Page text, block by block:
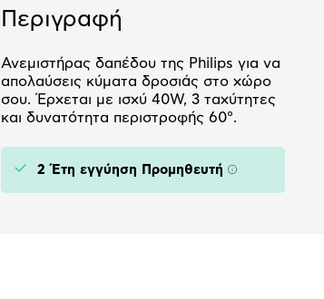
Περιγραφή
Ανεμιστήρας δαπέδου της Philips για να
απολαύσεις κύματα δροσιάς στο χώρο
σου. Έρχεται με ισχύ 40W, 3 ταχύτητες
και δυνατότητα περιστροφής 60°.
2 Έτη εγγύηση Προμηθευτή Πληροφορίες